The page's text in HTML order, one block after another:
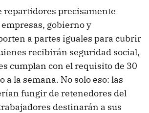
repartidores precisamente
gobierno y
a partes iguales para cubrir
recibirán seguridad social,
cumplan con el requisito de 30
a la semana. No solo eso: las
fungir de retenedores del
destinarán a sus